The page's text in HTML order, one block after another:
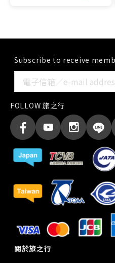
關於旅之行
Subscribe to receive
FOLLOW 旅之行